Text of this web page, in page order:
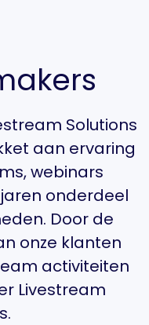
Solutions
aan ervaring
webinars
onderdeel
Door de
onze klanten
activiteiten
Livestream